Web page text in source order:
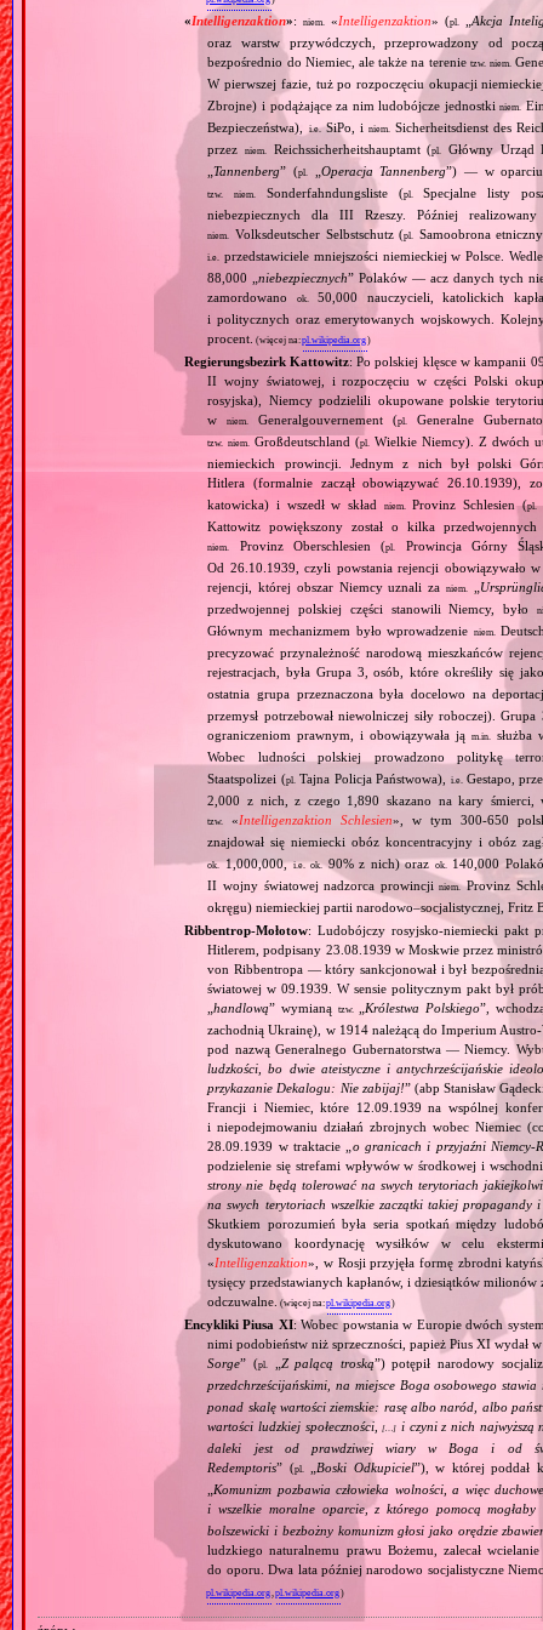
«Intelligenzaktion»: niem. «Intelligenzaktion» (pl. „Akcja
oraz warstw przywódczych, przeprowadzony od
bezpośrednio do Niemiec, ale także na terenie tzw. niem.
W pierwszej fazie, tuż po rozpoczęciu okupacji
Zbrojne) i podążające za nim ludobójcze jednostkiniem.
Bezpieczeństwa),
i.e.SiPo, i niem. Sicherheitsdienst des
przezniem. Reichssicherheitshauptamt (pl.
Główny Urząd
„Tannenberg” (pl. Operacja Tannenberg”) — w oparciu
tzw. niem. Sonderfahndungsliste (pl.
Specjalne listy
niebezpiecznych dla III Rzeszy. Później
niem. Volksdeutscher Selbstschutz (pl. Samoobrona
i.e. przedstawiciele mniejszości niemieckiej w Polsce.
88,000 „niebezpiecznych” Polaków — acz danych tych
zamordowano
ok.
50,000 nauczycieli, katolickich
i politycznych oraz emerytowanych wojskowych.
procent. (więcej na:pl.wikipedia.org)
Regierungsbezirk Kattowitz: Po polskiej klęsce w kampanii
II wojny światowej, i rozpoczęciu w części Polski
rosyjska), Niemcy podzielili okupowane polskie
wniem. Generalgouvernement (pl. Generalne
tzw. niem. Großdeutschland (pl. Wielkie Niemcy). Z dwóch
niemieckich prowincji. Jednym z nich był polski
Hitlera (formalnie zaczął obowiązywać 26.10.1939),
katowicka) i wszedł w skład
niem. Provinz Schlesien (pl.
Kattowitz powiększony został o kilka
niem. Provinz Oberschlesien (pl.
Prowincja Górny
Od 26.10.1939, czyli powstania rejencji obowiązywało
rejencji, której obszar Niemcy uznali za niem.
przedwojennej polskiej części stanowili Niemcy, było
Głównym mechanizmem było wprowadzenie niem.
precyzować przynależność narodową mieszkańców
rejestracjach, była Grupa 3, osób, które określiły się
ostatnia grupa przeznaczona była docelowo na
przemysł potrzebował niewolniczej siły roboczej).
ograniczeniom prawnym, i obowiązywała jąm.in. służba
Wobec ludności polskiej prowadzono politykę
Staatspolizei (pl. Tajna Policja Państwowa), i.e. Gestapo,
2,000 z nich, z czego 1,890 skazano na kary śmierci,
tzw. «Intelligenzaktion Schlesien», w tym 300‐650
znajdował się niemiecki obóz koncentracyjny i obóz
ok.1,000,000,i.e. ok.90% z nich) oraz ok. 140,000
II wojny światowej nadzorca prowincjiniem.Provinz
okręgu) niemieckiej partii narodowo–socjalistycznej, Fritz
Ribbentrop‐Mołotow: Ludobójczy rosyjsko‐niemiecki pakt
Hitlerem, podpisany 23.08.1939 w Moskwie przez
von Ribbentropa — który sankcjonował i był
światowej w 09.1939. W sensie politycznym pakt był
„handlową” wymianą tzw. Królestwa Polskiego”,
zachodnią Ukrainę), w 1914 należącą do Imperium
pod nazwą Generalnego Gubernatorstwa — Niemcy.
ludzkości, bo dwie ateistyczne i antychrześcijańskie
przykazanie Dekalogu: Nie zabijaj!” (abp Stanisław
Francji i Niemiec, które 12.09.1939 na wspólnej
i niepodejmowaniu działań zbrojnych wobec Niemiec
28.09.1939 w traktacie „ o granicach i przyjaźni
podzielenie się strefami wpływów w środkowej i
strony nie będą tolerować na swych terytoriach
na swych terytoriach wszelkie zaczątki takiej
Skutkiem porozumień była seria spotkań między
dyskutowano koordynację wysiłków w celu
«Intelligenzaktion», w Rosji przyjęła formę zbrodni
tysięcy przedstawianych kapłanów, i dziesiątków
odczuwalne. (więcej na:pl.wikipedia.org)
Encykliki Piusa XI: Wobec powstania w Europie dwóch
nimi podobieństw niż sprzeczności, papież Pius XI
Sorge” (pl. Z palącą troską”) potępił narodowy
przedchrześcijańskimi, na miejsce Boga osobowego
ponad skalę wartości ziemskie: rasę albo naród, albo
wartości ludzkiej społeczności,[…] i czyni z nich najwyższą
daleki jest od prawdziwej wiary w Boga i od
Redemptoris” (pl. Boski Odkupiciel”), w której poddał
Komunizm pozbawia człowieka wolności, a więc
i wszelkie moralne oparcie, z którego pomocą
bolszewicki i bezbożny komunizm głosi jako orędzie
ludzkiego naturalnemu prawu Bożemu, zalecał
do oporu. Dwa lata później narodowo socjalistyczne
pl.wikipedia.org,pl.wikipedia.org)